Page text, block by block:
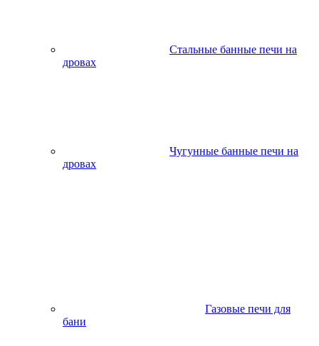
Стальные банные печи на
дровах
Чугунные банные печи на
дровах
Газовые печи для
бани